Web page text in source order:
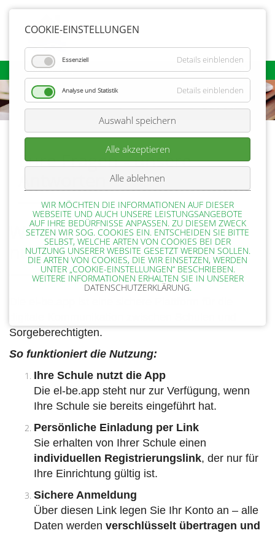
NAVIGATION
Eure Fragen - unsere
Wie kann ich die el-be.app
nutzen?
Sorgeberechtigten.
So funktioniert die Nutzung:
Ihre Schule nutzt die App
Die el-be.app steht nur zur Verfügung, wenn
Ihre Schule sie bereits eingeführt hat.
Persönliche Einladung per Link
Sie erhalten von Ihrer Schule einen
individuellen Registrierungslink, der nur für
Ihre Einrichtung gültig ist.
Sichere Anmeldung
Über diesen Link legen Sie Ihr Konto an – alle
Daten werden verschlüsselt übertragen und
COOKIE-EINSTELLUNGEN
Essenziell Details einblenden
Analyse und Statistik Details einblenden
Auswahl speichern
Alle akzeptieren
Alle ablehnen
WIR MÖCHTEN DIE INFORMATIONEN AUF DIESER
WEBSEITE UND AUCH UNSERE LEISTUNGSANGEBOTE
AUF IHRE BEDÜRFNISSE ANPASSEN. ZU DIESEM ZWECK
SETZEN WIR SOG. COOKIES EIN. ENTSCHEIDEN SIE BITTE
SELBST, WELCHE ARTEN VON COOKIES BEI DER
NUTZUNG UNSERER WEBSITE GESETZT WERDEN SOLLEN.
DIE ARTEN VON COOKIES, DIE WIR EINSETZEN, WERDEN
UNTER „COOKIE-EINSTELLUNGEN“ BESCHRIEBEN.
WEITERE INFORMATIONEN ERHALTEN SIE IN UNSERER
DATENSCHUTZERKLÄRUNG.